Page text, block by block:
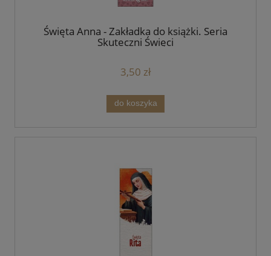
Święta Anna - Zakładka do książki. Seria
Skuteczni Święci
3,50 zł
do koszyka